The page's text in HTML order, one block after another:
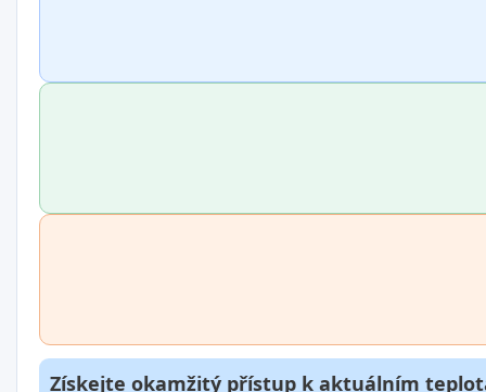
Získejte okamžitý přístup k aktuálním